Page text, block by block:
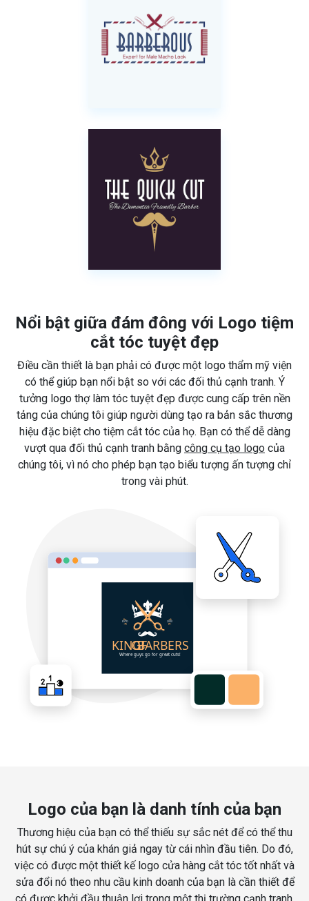
Nổi bật giữa đám đông với Logo tiệm
cắt tóc tuyệt đẹp
Điều cần thiết là bạn phải có được một logo thẩm mỹ viện
có thể giúp bạn nổi bật so với các đối thủ cạnh tranh. Ý
tưởng logo thợ làm tóc tuyệt đẹp được cung cấp trên nền
tảng của chúng tôi giúp người dùng tạo ra bản sắc thương
hiệu đặc biệt cho tiệm cắt tóc của họ. Bạn có thể dễ dàng
vượt qua đối thủ cạnh tranh bằng công cụ tạo logo của
chúng tôi, vì nó cho phép bạn tạo biểu tượng ấn tượng chỉ
trong vài phút.
Logo của bạn là danh tính của bạn
Thương hiệu của bạn có thể thiếu sự sắc nét để có thể thu
hút sự chú ý của khán giả ngay từ cái nhìn đầu tiên. Do đó,
việc có được một thiết kế logo cửa hàng cắt tóc tốt nhất và
sửa đổi nó theo nhu cầu kinh doanh của bạn là cần thiết để